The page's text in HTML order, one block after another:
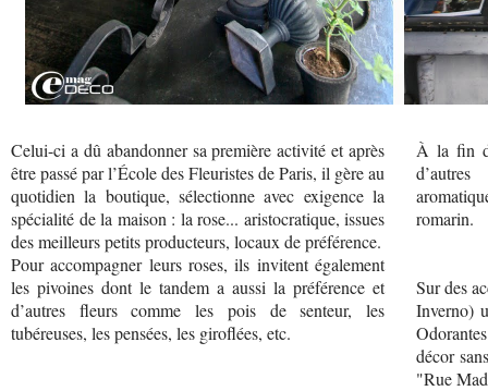
Celui-ci a dû abandonner sa première activité et après
être passé par l’École des Fleuristes de Paris, il gère au
quotidien la boutique, sélectionne avec exigence la
spécialité de la maison : la rose... aristocratique, issues
des meilleurs petits producteurs, locaux de préférence.
Pour accompagner leurs roses, ils invitent également
les pivoines dont le tandem a aussi la préférence et
d’autres fleurs comme les pois de senteur, les
tubéreuses, les pensées, les giroflées, etc.
À la fin
romarin.
Sur des
Inverno)
décor
"Rue